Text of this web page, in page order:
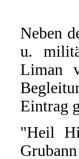
Neben
u.
Liman
Eintrag
"Heil